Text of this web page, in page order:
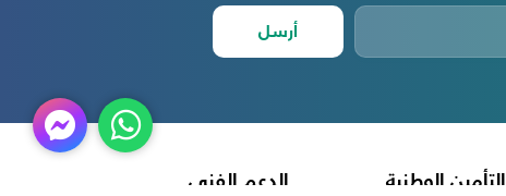
أرسل
التأمين الوطنية الدعم الفني